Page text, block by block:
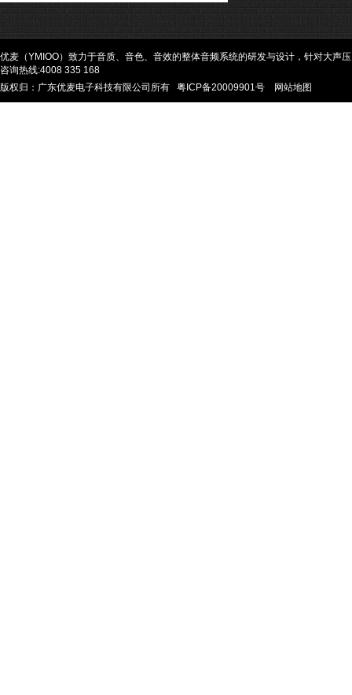
优麦（YMIOO）致力于音质、音色、音效的整体音频系统的研发与设计，针对大
咨询热线:4008 335 168
版权归：广东优麦电子科技有限公司所有 粤ICP备20009901号 网站地图